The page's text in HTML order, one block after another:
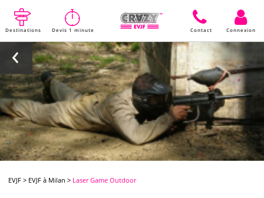
Destinations Devis 1 minute Contact Connexion
EVJF > EVJF à Milan > Laser Game Outdoor